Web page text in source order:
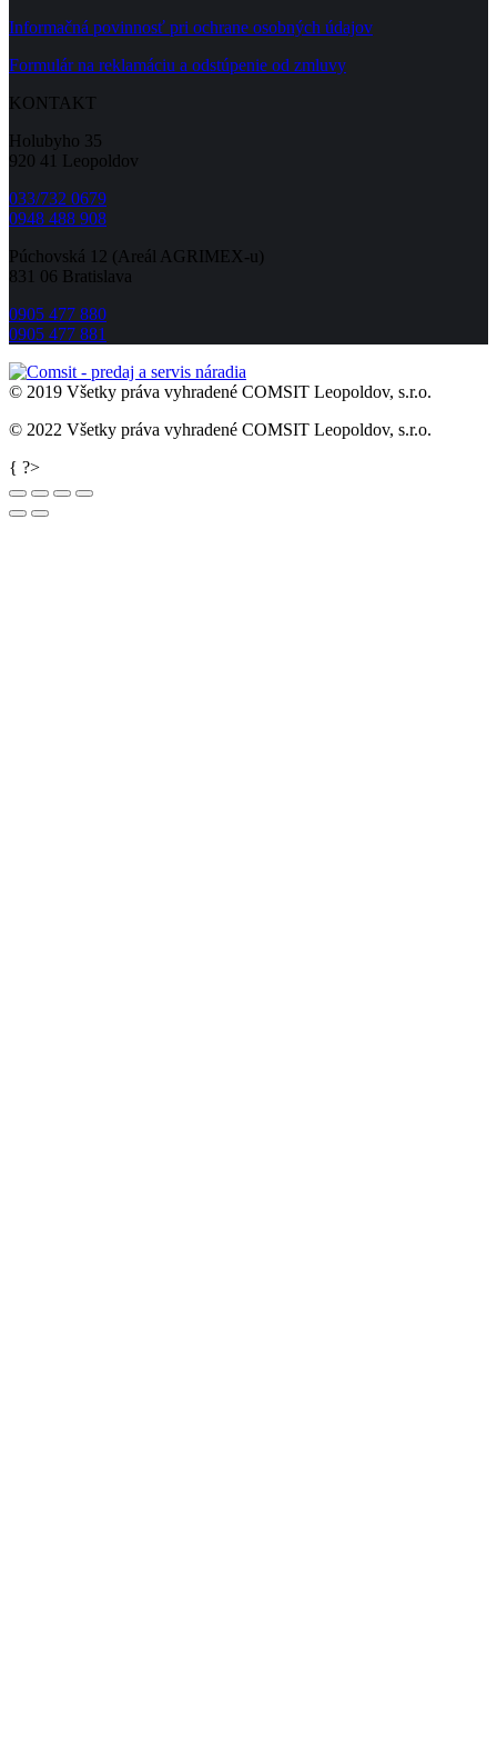
Informačná povinnosť pri ochrane osobných údajov
Formulár na reklamáciu a odstúpenie od zmluvy
KONTAKT
Holubyho 35
920 41 Leopoldov
033/732 0679
0948 488 908
Púchovská 12 (Areál AGRIMEX-u)
831 06 Bratislava
0905 477 880
0905 477 881
© 2019 Všetky práva vyhradené COMSIT Leopoldov, s.r.o.
© 2022 Všetky práva vyhradené COMSIT Leopoldov, s.r.o.
Go
to
Top
{ ?>